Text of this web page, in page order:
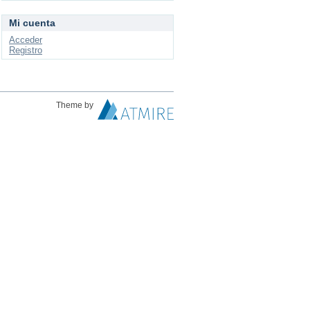
Mi cuenta
Acceder
Registro
Theme by